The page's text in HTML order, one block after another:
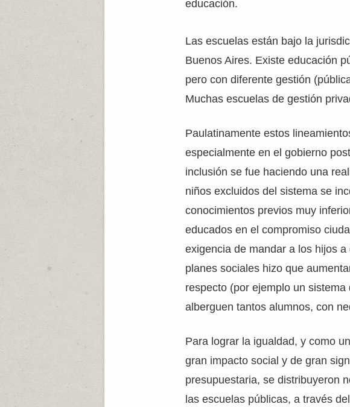
educación.
Las escuelas están bajo la
Buenos Aires. Existe educación
pero con diferente gestión
Muchas escuelas de gestión
Paulatinamente estos
especialmente en el gobierno
inclusión se fue haciendo una
niños excluidos del sistema se
conocimientos previos muy
educados en el compromiso
exigencia de mandar a los hijos
planes sociales hizo que
respecto (por ejemplo un
alberguen tantos alumnos, con
Para lograr la igualdad, y como
gran impacto social y de gran
presupuestaria, se distribuyeron
las escuelas públicas, a través